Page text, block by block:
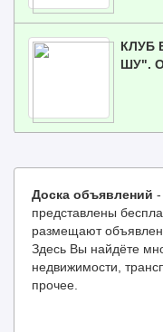
КЛУБ
ШУ".
Доска объявлений
представлены
размещают
Здесь Вы найдёте
недвижимости,
прочее.